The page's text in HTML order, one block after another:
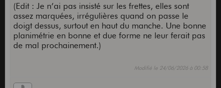
(Edit : Je n’ai pas insisté sur les frettes, elles sont
assez marquées, irrégulières quand on passe le
doigt dessus, surtout en haut du manche. Une bonne
planimétrie en bonne et due forme ne leur ferait pas
de mal prochainement.)
Modifié le 24/06/2026 à 00:58